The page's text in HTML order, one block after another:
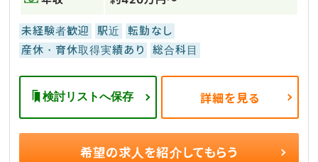
未経験者歓迎 駅近
転勤なし
産休・育休取得実績あり
総合科目
検討リストへ保存 詳細を見る
希望の求人を紹介してもらう